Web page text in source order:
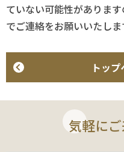
ていない可能性がありま
でご連絡をお願いいたしま
トッ
気軽に